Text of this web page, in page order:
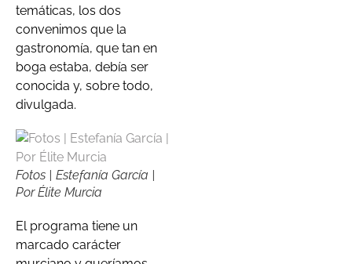
temáticas, los dos
convenimos que la
gastronomía, que tan en
boga estaba, debía ser
conocida y, sobre todo,
divulgada.
Fotos | Estefanía García |
Por Élite Murcia
El programa tiene un
marcado carácter